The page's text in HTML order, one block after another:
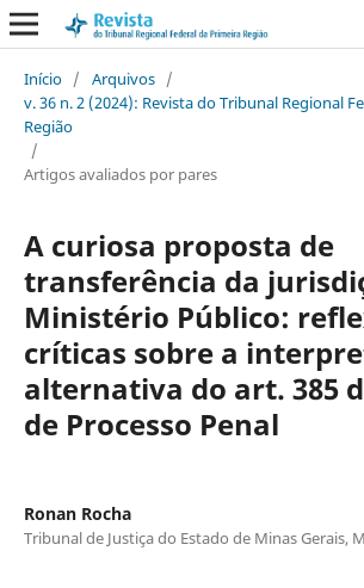
Início / Arquivos /
v. 36 n. 2 (2024): Revista do Tribunal Regional
Região
/
Artigos avaliados por pares
A curiosa proposta de
transferência da
Ministério Público:
críticas sobre a
alternativa do art. 385
de Processo Penal
Ronan Rocha
Tribunal de Justiça do Estado de Minas Gerais,